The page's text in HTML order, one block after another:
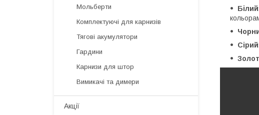
Мольберти
Комплектуючі для карнизів
Тягові акумулятори
Гардини
Карнизи для штор
Вимикачі та димери
Акції